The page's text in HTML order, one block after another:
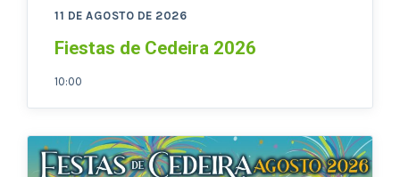
11 DE AGOSTO DE 2026
Fiestas de Cedeira 2026
10:00